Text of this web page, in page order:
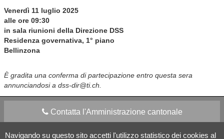
Navigando su questo sito accetti l'utilizzo statistico dei cookies al
Venerdì 11 luglio 2025
alle ore 09:30
in sala riunioni della Direzione DSS
Residenza governativa, 1° piano
Bellinzona
È gradita una conferma di partecipazione entro questa sera
annunciandosi a dss-dir@ti.ch.
Contatta l'Amministrazione cantonale